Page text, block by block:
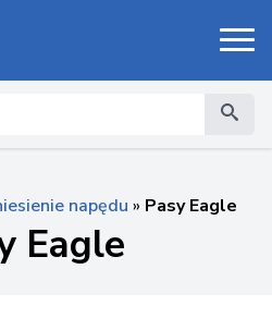
napędu » Pasy Eagle
Eagle